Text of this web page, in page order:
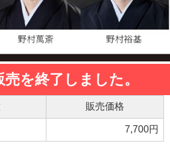
を終了しました。
販売価格
7,700円